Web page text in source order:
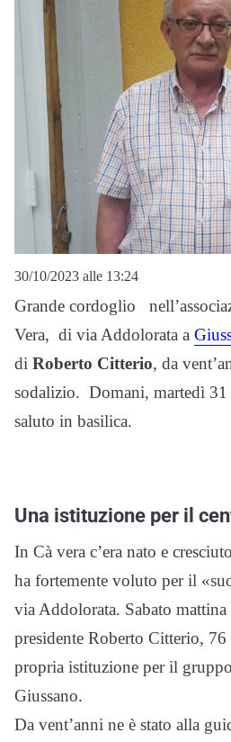
30/10/2023 alle 13:24
Grande cordoglio
Vera, di via Addolorata a
di Roberto Citterio, da
sodalizio. Domani, martedì 31
saluto in basilica.
Una istituzione per il
In Cà vera c’era nato e
ha fortemente voluto per il
via Addolorata. Sabato mattina
presidente Roberto Citterio, 76
propria istituzione per il
Giussano.
Da vent’anni ne è stato alla